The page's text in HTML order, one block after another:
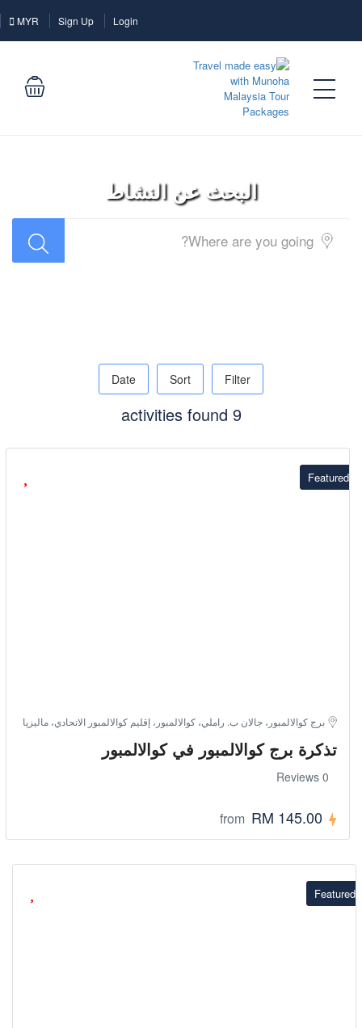
Login
Login
Sign Up
MYR
البحث عن النشاط
Date Sort Filter
9 activities found
Featured
برج كوالالمبور، جالان ب. راملي، كوالالمبور، إقليم كوالالمبور الاتحادي، ماليزيا
تذكرة برج كوالالمبور في كوالالمبور
0 Reviews
from RM 145.00
Featured